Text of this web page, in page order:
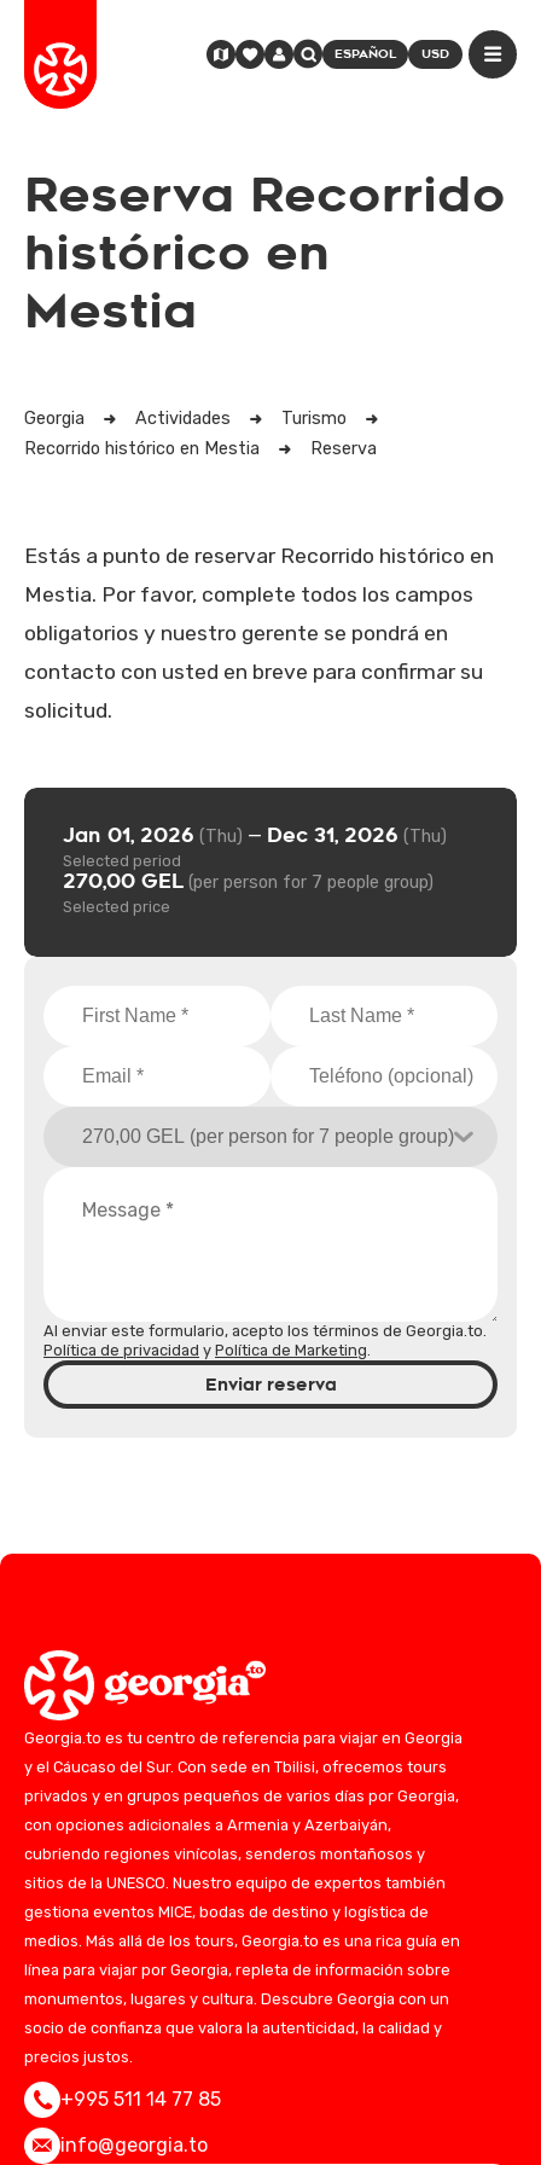
ESPAÑOL USD
Reserva Recorrido
histórico en
Mestia
Georgia Actividades
Turismo
Recorrido histórico en Mestia
Reserva
Estás a punto de reservar Recorrido histórico en
Mestia. Por favor, complete todos los campos
obligatorios y nuestro gerente se pondrá en
contacto con usted en breve para confirmar su
solicitud.
Al enviar este formulario, acepto los términos de Georgia.to.
Política de privacidad y Política de Marketing.
Enviar reserva
Jan 01, 2026 (Thu) — Dec 31, 2026 (Thu)
Selected period
270,00 GEL (per person for 7 people group)
Selected price
Georgia.to es tu centro de referencia para viajar en Georgia
y el Cáucaso del Sur. Con sede en Tbilisi, ofrecemos tours
privados y en grupos pequeños de varios días por Georgia,
con opciones adicionales a Armenia y Azerbaiyán,
cubriendo regiones vinícolas, senderos montañosos y
sitios de la UNESCO. Nuestro equipo de expertos también
gestiona eventos MICE, bodas de destino y logística de
medios. Más allá de los tours, Georgia.to es una rica guía en
línea para viajar por Georgia, repleta de información sobre
monumentos, lugares y cultura. Descubre Georgia con un
socio de confianza que valora la autenticidad, la calidad y
precios justos.
+995 511 14 77 85
info@georgia.to